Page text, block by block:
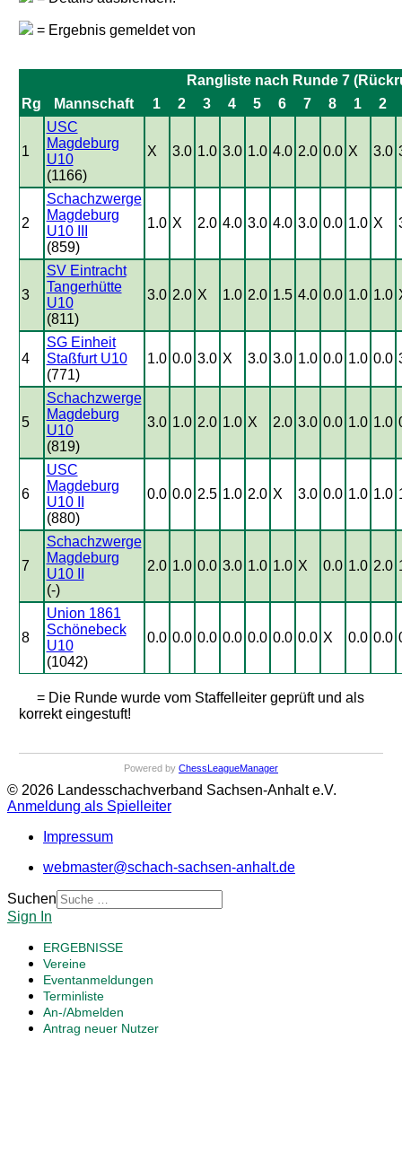
= Ergebnis gemeldet von
Rangliste nach Runde 7
Rg
Mannschaft 1 2 3 4 5 6 7 8 1 2
1
USC
Magdeburg
U10
(1166)
X 3.0 1.0 3.0 1.0 4.0 2.0 0.0 X 3.0
2
Schachzwerge
Magdeburg
U10 III
(859)
1.0 X 2.0 4.0 3.0 4.0 3.0 0.0 1.0 X
3
SV Eintracht
Tangerhütte
U10
(811)
3.0 2.0 X 1.0 2.0 1.5 4.0 0.0 1.0 1.0
4
SG Einheit
Staßfurt U10
(771)
1.0 0.0 3.0 X 3.0 3.0 1.0 0.0 1.0 0.0
5
Schachzwerge
Magdeburg
U10
(819)
3.0 1.0 2.0 1.0 X 2.0 3.0 0.0 1.0 1.0
6
USC
Magdeburg
U10 II
(880)
0.0 0.0 2.5 1.0 2.0 X 3.0 0.0 1.0 1.0
7
Schachzwerge
Magdeburg
U10 II
(-)
2.0 1.0 0.0 3.0 1.0 1.0 X 0.0 1.0 2.0
8
Union 1861
Schönebeck
U10
(1042)
0.0 0.0 0.0 0.0 0.0 0.0 0.0 X 0.0 0.0
= Die Runde wurde vom Staffelleiter geprüft und als
korrekt eingestuft!
Powered by ChessLeagueManager
© 2026 Landesschachverband Sachsen-Anhalt e.V.
Anmeldung als Spielleiter
Impressum
webmaster@schach-sachsen-anhalt.de
Suchen
Sign In
ERGEBNISSE
Vereine
Eventanmeldungen
Terminliste
An-/Abmelden
Antrag neuer Nutzer